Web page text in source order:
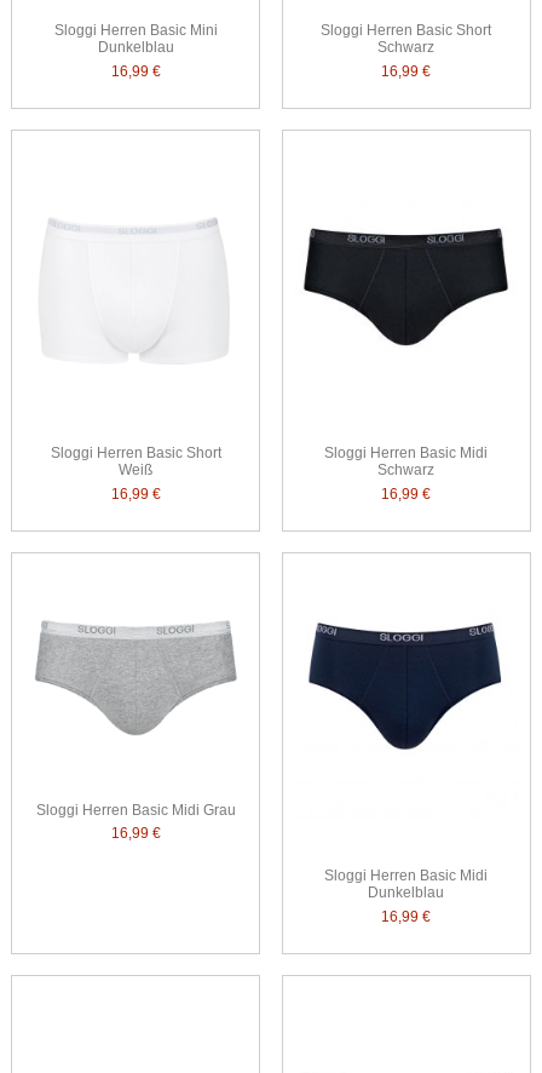
Sloggi Herren Basic Mini
Dunkelblau
16,99 €
Sloggi Herren Basic Short
Schwarz
16,99 €
Sloggi Herren Basic Short
Weiß
16,99 €
Sloggi Herren Basic Midi
Schwarz
16,99 €
Sloggi Herren Basic Midi Grau
16,99 €
Sloggi Herren Basic Midi
Dunkelblau
16,99 €